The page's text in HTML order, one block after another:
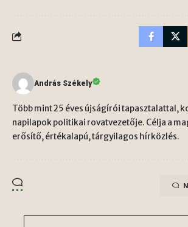
András Székely
Több mint 25 éves újságírói tapasztalattal,
napilapok politikai rovatvezetője. Célja a
erősítő, értékalapú, tárgyilagos hírközlés.